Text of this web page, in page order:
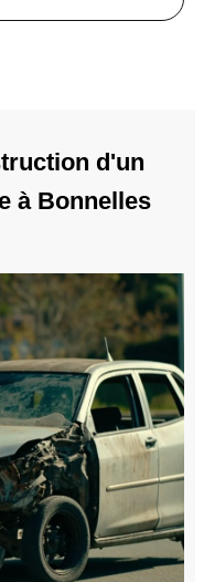
d'un
à Bonnelles